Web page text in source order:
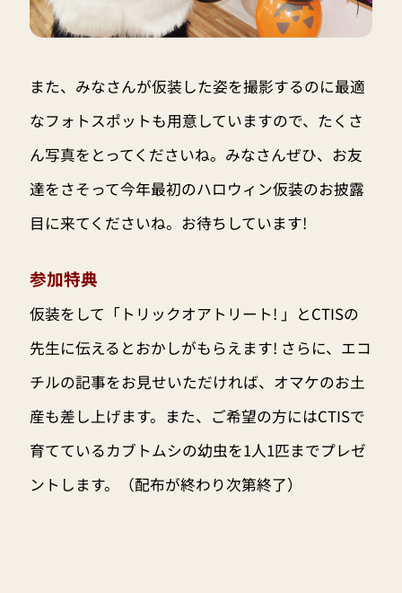
また、みなさんが仮装した姿を撮影するのに最適
なフォトスポットも用意していますので、たくさ
ん写真をとってくださいね。みなさんぜひ、お友
達をさそって今年最初のハロウィン仮装のお披露
目に来てくださいね。お待ちしています!
参加特典
仮装をして「トリックオアトリート! 」とCTISの
先生に伝えるとおかしがもらえます! さらに、エコ
チルの記事をお見せいただければ、オマケのお土
産も差し上げます。また、ご希望の方にはCTISで
育てているカブトムシの幼虫を1人1匹までプレゼ
ントします。（配布が終わり次第終了）